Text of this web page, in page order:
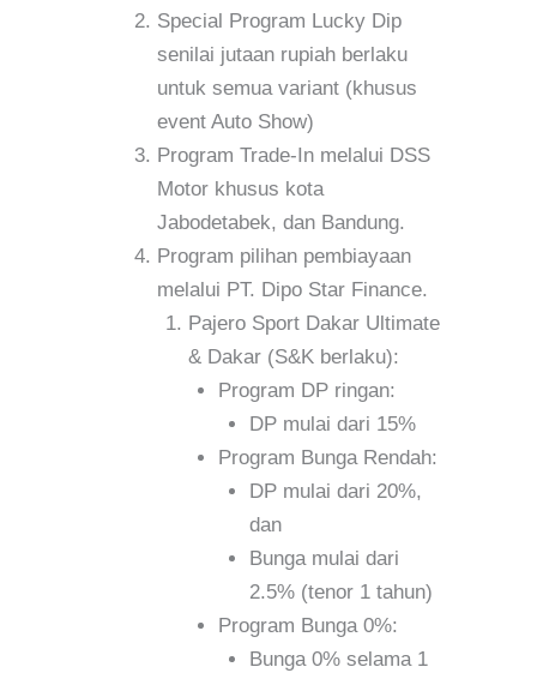
Special Program Lucky Dip
senilai jutaan rupiah berlaku
untuk semua variant (khusus
event Auto Show)
Program Trade-In melalui DSS
Motor khusus kota
Jabodetabek, dan Bandung.
Program pilihan pembiayaan
melalui PT. Dipo Star Finance.
Pajero Sport Dakar Ultimate
& Dakar (S&K berlaku):
Program DP ringan:
DP mulai dari 15%
Program Bunga Rendah:
DP mulai dari 20%,
dan
Bunga mulai dari
2.5% (tenor 1 tahun)
Program Bunga 0%:
Bunga 0% selama 1